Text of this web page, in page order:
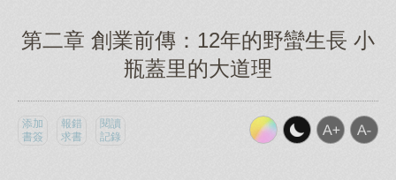
第二章 創業前傳：12年的野蠻生長 小
瓶蓋里的大道理
添加
書簽
報錯
求書
閱讀
記錄